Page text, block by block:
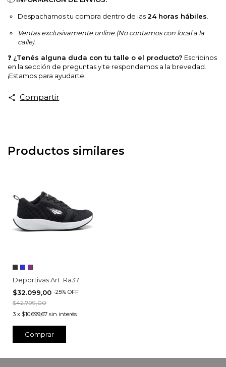
Despachamos tu compra dentro de las24 horas hábiles
Ventas exclusivamente online (No contamos con local a la
calle).
❓ ¿Tenés alguna duda con tu talle o el producto? Escribinos
en la sección de preguntas y te respondemos a la brevedad.
¡Estamos para ayudarte!
Compartir
Productos similares
Deportivas Art. Ra37
$32.099,00 -25% OFF
$42.799,00
3 x $10.699,67 sin interés
Comprar